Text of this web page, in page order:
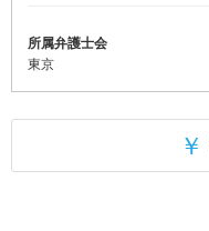
所属弁護士会
東京
￥